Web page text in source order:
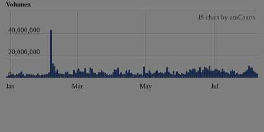
Volumen
Jan Mar May Jul
0
20,000,000
40,000,000
JS chart by amCharts